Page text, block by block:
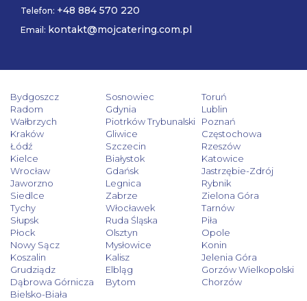
Telefon: +48 884 570 220
Email: kontakt@mojcatering.com.pl
Bydgoszcz Sosnowiec
Toruń
Radom
Gdynia
Lublin
Wałbrzych
Piotrków Trybunalski
Poznań
Kraków
Gliwice
Częstochowa
Łódź
Szczecin
Rzeszów
Kielce
Białystok
Katowice
Wrocław
Gdańsk
Jastrzębie-Zdrój
Jaworzno
Legnica
Rybnik
Siedlce
Zabrze
Zielona Góra
Tychy
Włocławek
Tarnów
Słupsk
Ruda Śląska
Piła
Płock
Olsztyn
Opole
Nowy Sącz
Mysłowice
Konin
Koszalin
Kalisz
Jelenia Góra
Grudziądz
Elbląg
Gorzów Wielkopolski
Dąbrowa Górnicza
Bytom
Chorzów
Bielsko-Biała